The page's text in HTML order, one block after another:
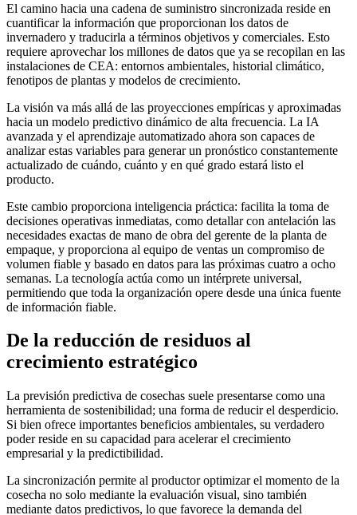
El camino hacia una cadena de suministro sincronizada reside en
cuantificar la información que proporcionan los datos de
invernadero y traducirla a términos objetivos y comerciales. Esto
requiere aprovechar los millones de datos que ya se recopilan en las
instalaciones de CEA: entornos ambientales, historial climático,
fenotipos de plantas y modelos de crecimiento.
La visión va más allá de las proyecciones empíricas y aproximadas
hacia un modelo predictivo dinámico de alta frecuencia. La IA
avanzada y el aprendizaje automatizado ahora son capaces de
analizar estas variables para generar un pronóstico constantemente
actualizado de cuándo, cuánto y en qué grado estará listo el
producto.
Este cambio proporciona inteligencia práctica: facilita la toma de
decisiones operativas inmediatas, como detallar con antelación las
necesidades exactas de mano de obra del gerente de la planta de
empaque, y proporciona al equipo de ventas un compromiso de
volumen fiable y basado en datos para las próximas cuatro a ocho
semanas. La tecnología actúa como un intérprete universal,
permitiendo que toda la organización opere desde una única fuente
de información fiable.
De la reducción de residuos al
crecimiento estratégico
La previsión predictiva de cosechas suele presentarse como una
herramienta de sostenibilidad; una forma de reducir el desperdicio.
Si bien ofrece importantes beneficios ambientales, su verdadero
poder reside en su capacidad para acelerar el crecimiento
empresarial y la predictibilidad.
La sincronización permite al productor optimizar el momento de la
cosecha no solo mediante la evaluación visual, sino también
mediante datos predictivos, lo que favorece la demanda del